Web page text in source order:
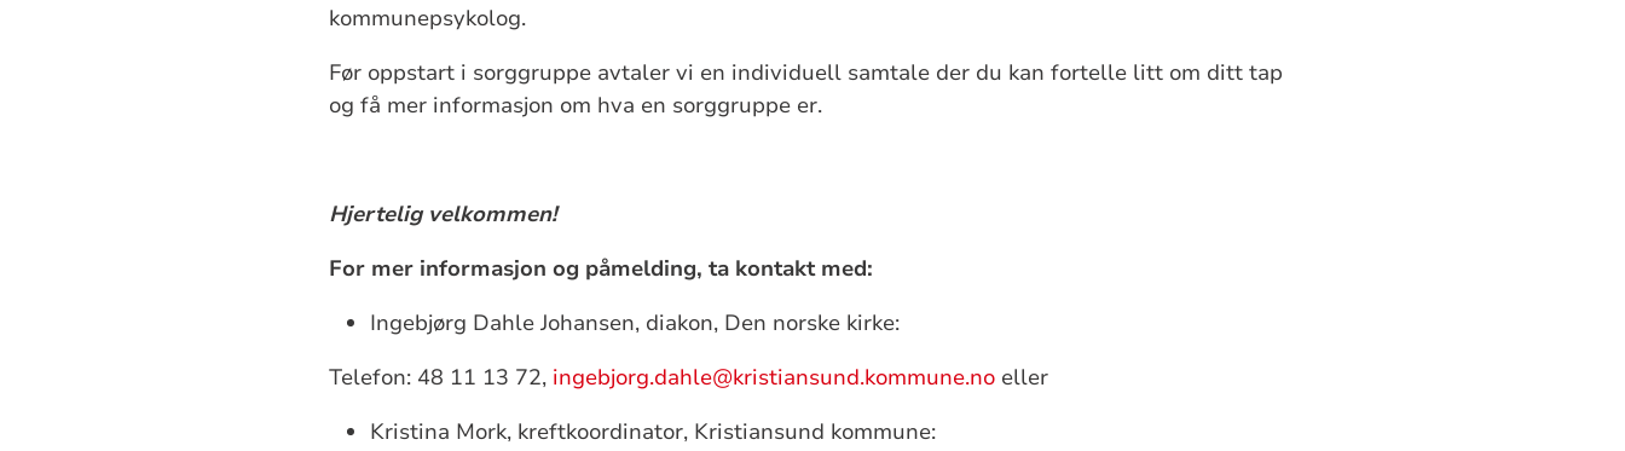
kommunepsykolog.
Før oppstart i sorggruppe avtaler vi en individuell samtale der du kan fortelle litt om ditt tap
og få mer informasjon om hva en sorggruppe er.
Hjertelig velkommen!
For mer informasjon og påmelding, ta kontakt med:
Ingebjørg Dahle Johansen, diakon, Den norske kirke:
Telefon: 48 11 13 72, ingebjorg.dahle@kristiansund.kommune.no eller
Kristina Mork, kreftkoordinator, Kristiansund kommune: